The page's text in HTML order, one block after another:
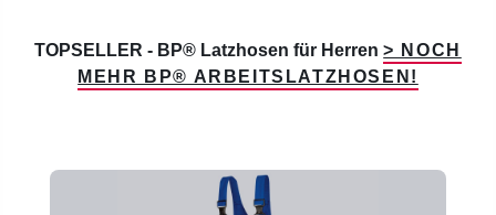
TOPSELLER - BP® Latzhosen für Herren > NOCH
MEHR BP® ARBEITSLATZHOSEN!